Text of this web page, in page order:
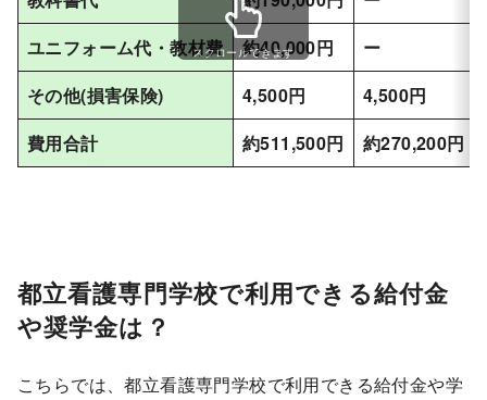
ユニフォーム代・教材費
約40,000円 ー
その他(損害保険)
4,500円 4,500円
費用合計
約511,500円 約270,200円
スクロールできます
都立看護専門学校で利用できる給付金
や奨学金は？
こちらでは、都立看護専門学校で利用できる給付金や学